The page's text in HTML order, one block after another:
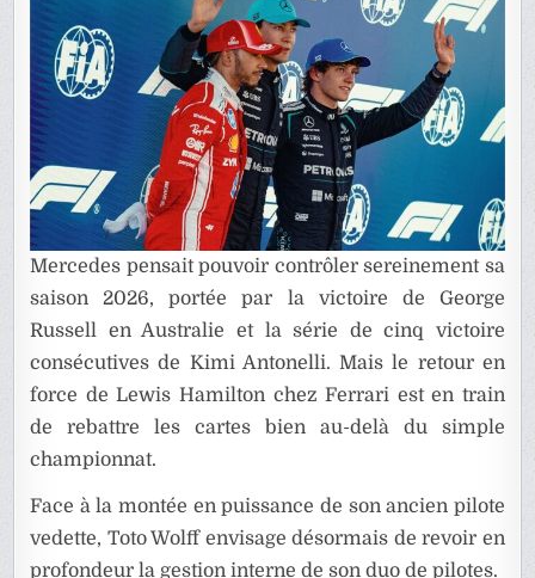
Mercedes pensait pouvoir contrôler sereinement sa
saison 2026, portée par la victoire de George
Russell en Australie et la série de cinq victoire
consécutives de Kimi Antonelli. Mais le retour en
force de Lewis Hamilton chez Ferrari est en train
de rebattre les cartes bien au-delà du simple
championnat.
Face à la montée en puissance de son ancien pilote
vedette, Toto Wolff envisage désormais de revoir en
profondeur la gestion interne de son duo de pilotes.